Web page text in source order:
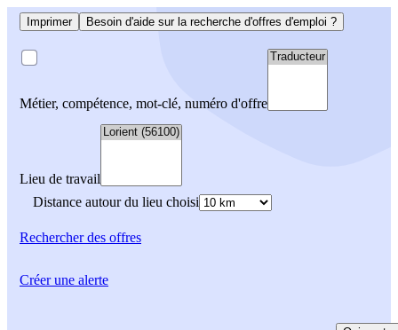
Imprimer Besoin d'aide sur la recherche d'offres d'emploi ?
Métier, compétence, mot-clé, numéro d'offre
Lieu de travail
Distance autour du lieu choisi
Rechercherdes offres
Créer une alerte